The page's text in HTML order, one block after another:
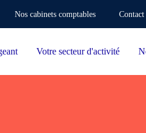
Nos cabinets comptables Contact
Votre secteur d'activité